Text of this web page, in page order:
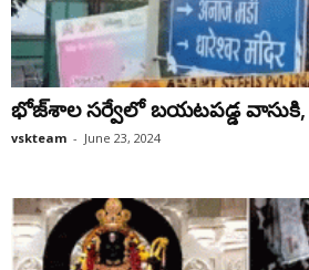
భోజ్‌శాల సర్వేలో బయటపడ్డ వాసుకి,
vskteam - June 23, 2024